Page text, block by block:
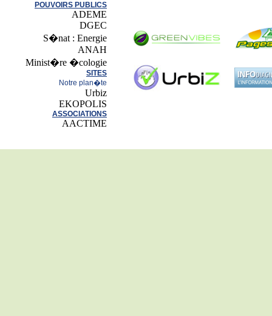
POUVOIRS PUBLICS
ADEME
DGEC
S�nat : Energie
ANAH
Minist�re �cologie
SITES
Notre plan�te
Urbiz
EKOPOLIS
ASSOCIATIONS
AACTIME